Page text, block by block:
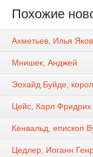
Похожие
Ахметьев, Илья
Мнишек, Анджей
Эохайд Буйде,
Цейс, Карл Фридрих
Кенвальд, епископ
Цедлер, Иоганн